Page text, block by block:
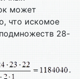
может
что искомое
28-